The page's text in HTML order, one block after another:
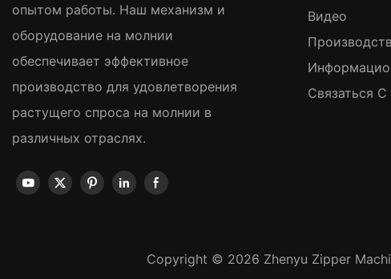
опытом работы. Наш механизм и
оборудование на молнии
обеспечивает эффективное
производство для удовлетворения
растущего спроса на молнии в
различных отраслях.
Видео
Связаться
Copyright © 2026 Zhenyu Zipper